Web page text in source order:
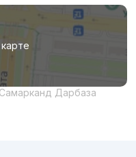
Дарбаза